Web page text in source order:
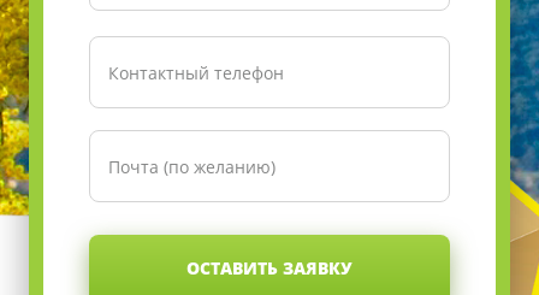
ОСТАВИТЬ ЗАЯВКУ